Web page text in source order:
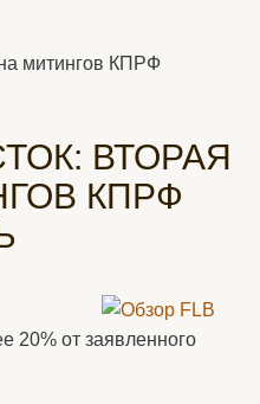
митингов КПРФ
ВТОРАЯ
КПРФ
20% от заявленного